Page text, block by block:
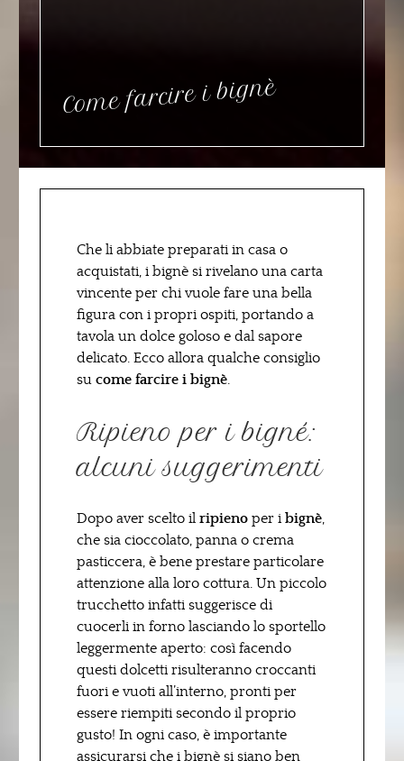
Come farcire i bignè
Che li abbiate preparati in casa o
acquistati, i bignè si rivelano una carta
vincente per chi vuole fare una bella
figura con i propri ospiti, portando a
tavola un dolce goloso e dal sapore
delicato. Ecco allora qualche consiglio
su come farcire i bignè.
Ripieno per i bigné:
alcuni suggerimenti
Dopo aver scelto il ripieno per i bignè,
che sia cioccolato, panna o crema
pasticcera, è bene prestare particolare
attenzione alla loro cottura. Un piccolo
trucchetto infatti suggerisce di
cuocerli in forno lasciando lo sportello
leggermente aperto: così facendo
questi dolcetti risulteranno croccanti
fuori e vuoti all’interno, pronti per
essere riempiti secondo il proprio
gusto! In ogni caso, è importante
assicurarsi che i bignè si siano ben